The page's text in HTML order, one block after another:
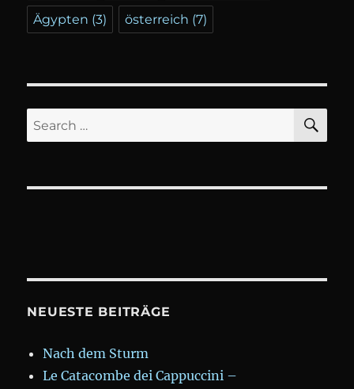
Ägypten (3) österreich (7)
Search
for:
NEUESTE BEITRÄGE
Nach dem Sturm
Le Catacombe dei Cappuccini –